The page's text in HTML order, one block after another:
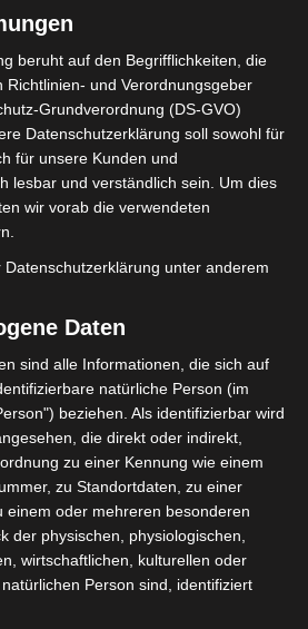
Saison
beginnt am
August 2026
216 Views
1
hat den Vereinen der
übermittelt, um sie über das
der Meisterschaft 2026/2027
ihrem Schreiben, dass der erste
Meisterschaft am Samstag, den
beruht auf den Begrifflichkeiten, die
Richtlinien- und Verordnungsgeber
Grundverordnung (DS-GVO)
Datenschutzerklärung soll sowohl für
für unsere Kunden und
lesbar und verständlich sein. Um dies
wir vorab die verwendeten
unter anderem
Daten
sind alle Informationen, die sich auf
natürliche Person (im
beziehen. Als identifizierbar wird
die direkt oder indirekt,
zu einer Kennung wie einem
zu Standortdaten, zu einer
einem oder mehreren besonderen
der physischen, physiologischen,
wirtschaftlichen, kulturellen oder
Person sind, identifiziert